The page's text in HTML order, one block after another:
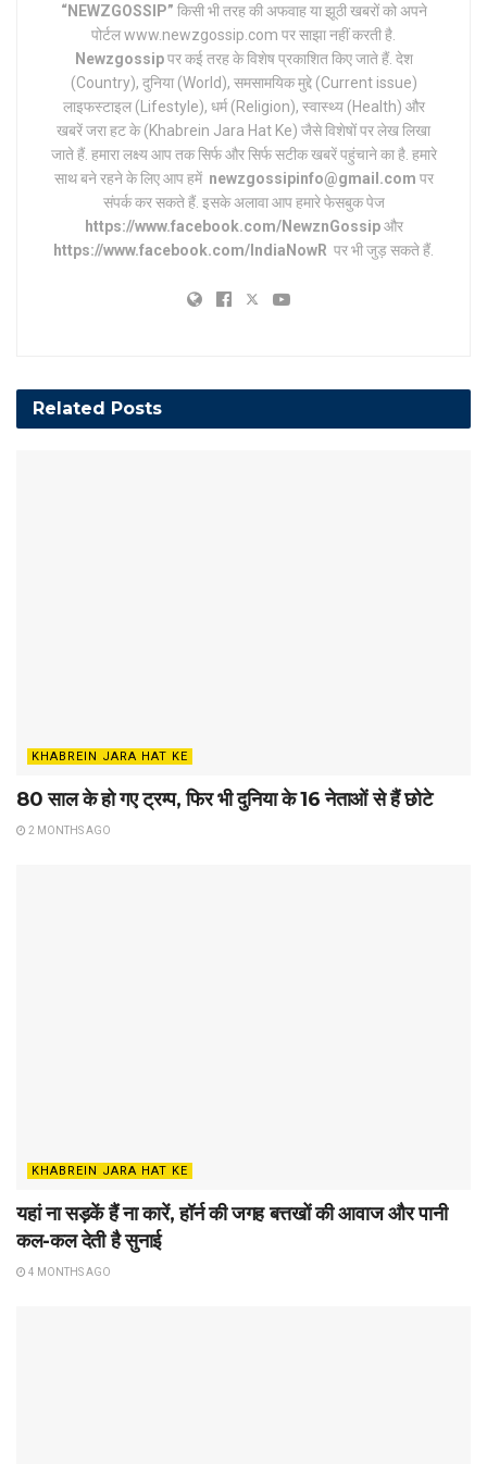
“NEWZGOSSIP” किसी भी तरह की अफवाह या झूठी खबरों को अपने
पोर्टल www.newzgossip.com पर साझा नहीं करती है.
Newzgossipपर कई तरह के विशेष प्रकाशित किए जाते हैं. देश
(Country), दुनिया (World), समसामयिक मुद्दे (Current issue)
लाइफस्टाइल (Lifestyle), धर्म (Religion), स्वास्थ्य (Health) और
खबरें जरा हट के (Khabrein Jara Hat Ke) जैसे विशेषों पर लेख लिखा
जाते हैं. हमारा लक्ष्य आप तक सिर्फ और सिर्फ सटीक खबरें पहुंचाने का है. हमारे
साथ बने रहने के लिए आप हमें newzgossipinfo@gmail.com पर
संपर्क कर सकते हैं. इसके अलावा आप हमारे फेसबुक पेज
https://www.facebook.com/NewznGossipऔर
https://www.facebook.com/IndiaNowR पर भी जुड़ सकते हैं.
Related Posts
KHABREIN JARA HAT KE
80 साल के हो गए ट्रम्प, फिर भी दुनिया के 16 नेताओं से हैं छोटे
2 MONTHS AGO
KHABREIN JARA HAT KE
यहां ना सड़कें हैं ना कारें, हॉर्न की जगह बत्तखों की आवाज और पानी
कल-कल देती है सुनाई
4 MONTHS AGO